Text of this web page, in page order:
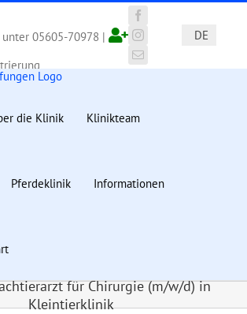
05605-70978 |
Facebook
Instagram
E-
Mail
DE
die Klinik Klinikteam
Pferdeklinik Informationen
für Chirurgie (m/w/d) in
Kleintierklinik